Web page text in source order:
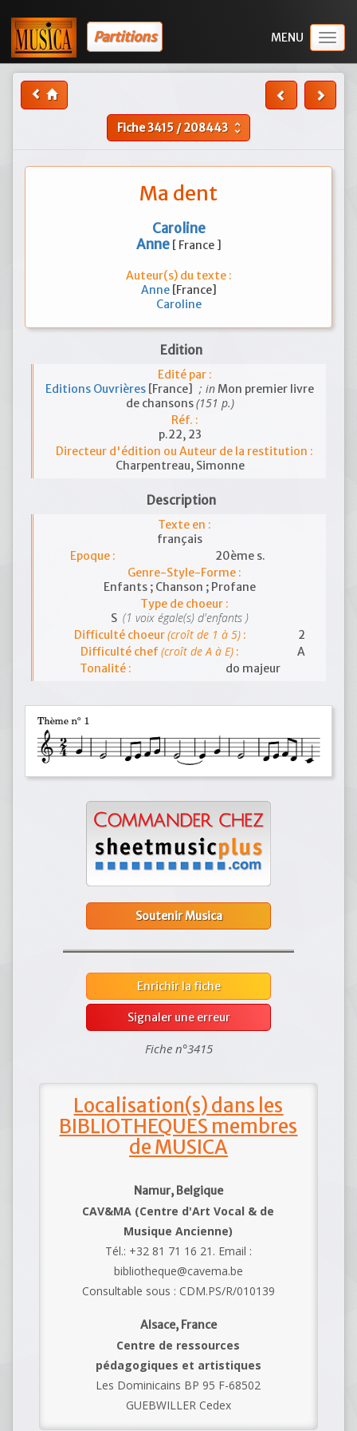
Partitions
Fiche3415 /208443 unfold_more
Ma dent
Caroline
Anne [ France ]
Auteur(s) du texte :
Anne [France]
Caroline
Edition
Edité par :
Editions Ouvrières [France] ; inMon premier livre
de chansons(151 p.)
Réf. :
p.22, 23
Directeur d'édition ou Auteur de la restitution :
Charpentreau, Simonne
Description
Texte en :
français
Epoque :
20ème s.
Genre-Style-Forme :
Enfants ; Chanson ; Profane
Type de choeur :
S (1 voix égale(s) d'enfants )
Difficulté choeur(croît de 1 à 5):
2
Difficulté chef(croît de A à E) :
A
Tonalité :
do majeur
Soutenir Musica
Enrichir la fiche
Signaler une erreur
Fiche n°3415
Localisation(s) dans les
BIBLIOTHEQUES membres
de MUSICA
Namur, Belgique
CAV&MA (Centre d'Art Vocal & de
Musique Ancienne)
Tél.: +32 81 71 16 21. Email :
bibliotheque@cavema.be
Consultable sous : CDM.PS/R/010139
Alsace, France
Centre de ressources
pédagogiques et artistiques
Les Dominicains BP 95 F-68502
GUEBWILLER Cedex